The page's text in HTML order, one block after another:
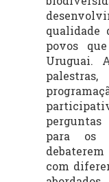
qualidade
povos
Uruguai.
para os
com